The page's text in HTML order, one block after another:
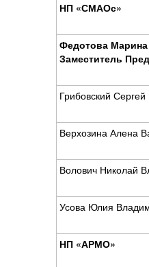
НП «СМАОс»
Федотова Марина
Заместитель
Грибовский Сергей
Верхозина Алена
Волович Николай
Усова Юлия
НП «АРМО»